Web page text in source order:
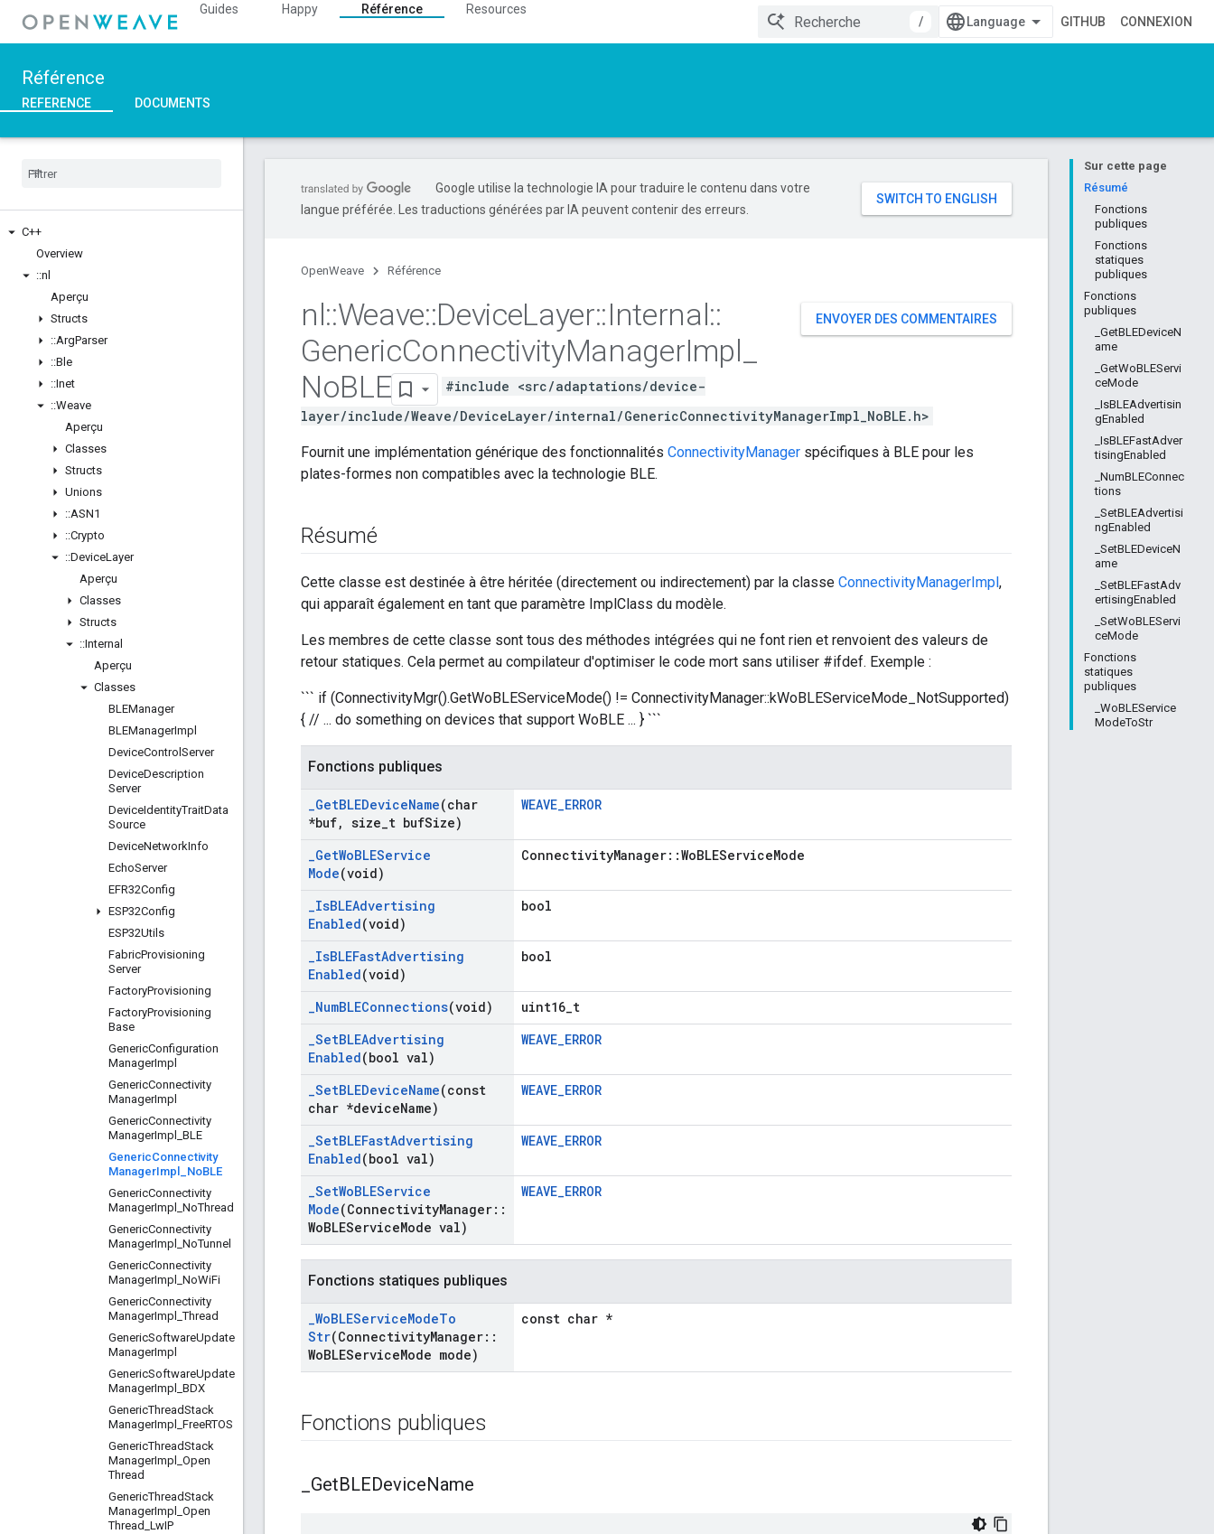
Guides Happy Référence
Resources
/
GITHUB CONNEXION
Référence
REFERENCE DOCUMENTS
C++
Overview
::nl
Aperçu
Structs
::ArgParser
::Ble
::Inet
::Weave
Aperçu
Classes
Structs
Unions
::ASN1
::Crypto
::DeviceLayer
Aperçu
Classes
Structs
::Internal
Aperçu
Classes
BLEManager
BLEManagerImpl
DeviceControl Server
DeviceDescription
Server
DeviceIdentityTraitData
Source
DeviceNetworkInfo
EchoServer
EFR32Config
ESP32Config
ESP32Utils
FabricProvisioning
Server
FactoryProvisioning
FactoryProvisioning
Base
GenericConfiguration
ManagerImpl
GenericConnectivity
ManagerImpl
GenericConnectivity
ManagerImpl
BLE
GenericConnectivity
ManagerImpl NoBLE
GenericConnectivity
ManagerImpl NoThread
GenericConnectivity
ManagerImpl NoTunnel
GenericConnectivity
ManagerImpl NoWiFi
GenericConnectivity
ManagerImpl _Thread
GenericSoftwareUpdate
ManagerImpl
GenericSoftwareUpdate
ManagerImpl
BDX
GenericThreadStack
ManagerImpl FreeRTOS
GenericThreadStack
ManagerImpl
Open
Thread
GenericThreadStack
ManagerImpl
Open
Thread LwIP
Sur cette page
Résumé
Fonctions
publiques
Fonctions
statiques
publiques
Fonctions
publiques
_GetBLEDeviceN
ame
_GetWoBLEServi
ceMode
_IsBLEAdvertisin
gEnabled
_IsBLEFastAdver
tisingEnabled
_NumBLEConnec
tions
_SetBLEAdvertisi
ngEnabled
_SetBLEDeviceN
ame
_SetBLEFastAdv
ertisingEnabled
_SetWoBLEServi
ceMode
Fonctions
statiques
publiques
_WoBLEService
ModeToStr
Google utilise la technologie IA pour traduire le contenu dans votre
langue préférée. Les traductions générées par IA peuvent contenir des erreurs.
OpenWeave Référence
ENVOYER DES COMMENTAIRES
nl::Weave::DeviceLayer::Internal::
GenericConnectivityManagerImpl
NoBLE
#include <src/adaptations/device-
layer/include/Weave/DeviceLayer/internal/GenericConnectivityManagerImpl_NoBLE.h>
Fournit une implémentation générique des fonctionnalités ConnectivityManager spécifiques à BLE pour les
plates-formes non compatibles avec la technologie BLE.
Résumé
Cette classe est destinée à être héritée (directement ou indirectement) par la classe ConnectivityManagerImpl,
qui apparaît également en tant que paramètre ImplClass du modèle.
Les membres de cette classe sont tous des méthodes intégrées qui ne font rien et renvoient des valeurs de
retour statiques. Cela permet au compilateur d'optimiser le code mort sans utiliser #ifdef. Exemple :
``` if (ConnectivityMgr().GetWoBLEServiceMode() != ConnectivityManager::kWoBLEServiceMode_NotSupported)
{ // ... do something on devices that support WoBLE ... } ```
Fonctions publiques
_GetBLEDeviceName(char
*buf, size t bufSize)
WEAVE_ERROR
_GetWoBLEService
Mode(void)
ConnectivityManager::WoBLEServiceMode
_IsBLEAdvertising
Enabled(void)
bool
_IsBLEFastAdvertising
Enabled(void)
bool
_NumBLEConnections(void)
uint16_t
_SetBLEAdvertising
Enabled(bool val)
WEAVE_ERROR
_SetBLEDeviceName(const
char *deviceName)
WEAVE_ERROR
_SetBLEFastAdvertising
Enabled(bool val)
WEAVE_ERROR
_SetWoBLEService
Mode(ConnectivityManager::
WoBLEServiceMode val)
WEAVE_ERROR
Fonctions statiques publiques
_WoBLEServiceModeTo
Str(ConnectivityManager::
WoBLEServiceMode mode)
const char *
Fonctions publiques
GetBLEDeviceName